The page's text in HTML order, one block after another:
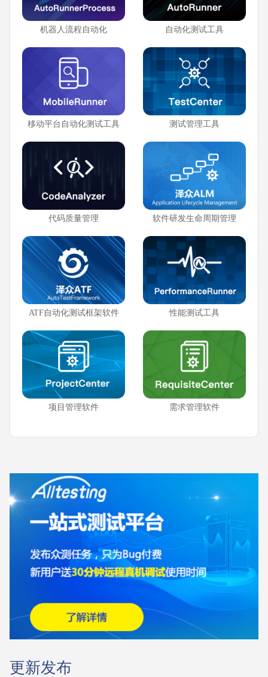
机器人流程自动化 自动化测试工具
移动平台自动化测试工具 测试管理工具
代码质量管理 软件研发生命周期管理
ATF自动化测试框架软件 性能测试工具
项目管理软件 需求管理软件
更新发布